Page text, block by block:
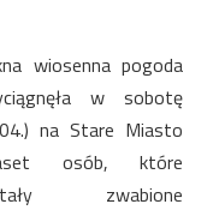
wiosenna pogoda
w sobotę
na Stare Miasto
osób, które
zwabione